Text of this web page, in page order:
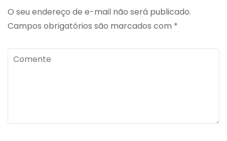
O seu endereço de e-mail não será publicado.
Campos obrigatórios são marcados com *
Comente